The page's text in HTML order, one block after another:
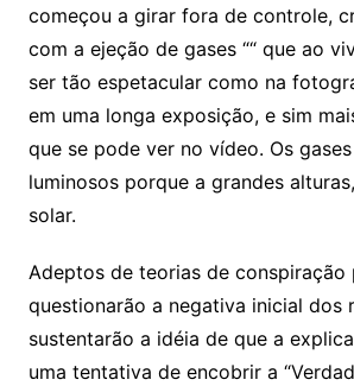
começou a girar fora de controle,
com a ejeção de gases ““ que ao
ser tão espetacular como na
em uma longa exposição, e sim
que se pode ver no vídeo. Os
luminosos porque a grandes
solar.
Adeptos de teorias de conspiração
questionarão a negativa inicial dos
sustentarão a idéia de que a
uma tentativa de encobrir a